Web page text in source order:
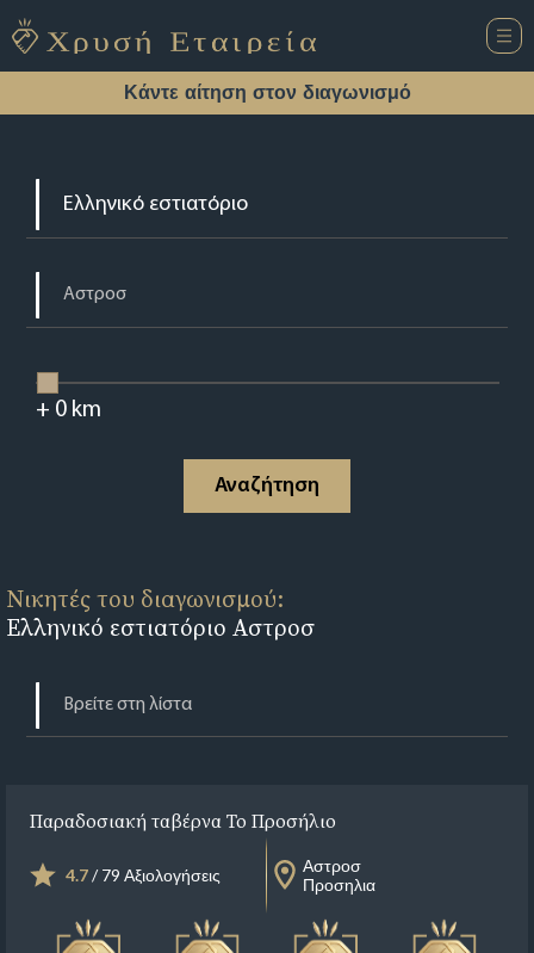
Κάντε αίτηση στον διαγωνισμό
+ 0km
Αναζήτηση
Νικητές του διαγωνισμού:
Ελληνικό εστιατόριο Αστροσ
Παραδοσιακή ταβέρνα Το Προσήλιο
4.7/ 79 Αξιολογήσεις
Αστροσ
Προσηλια